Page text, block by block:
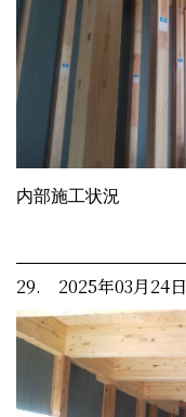
内部施工状況
29. 2025年03月24日